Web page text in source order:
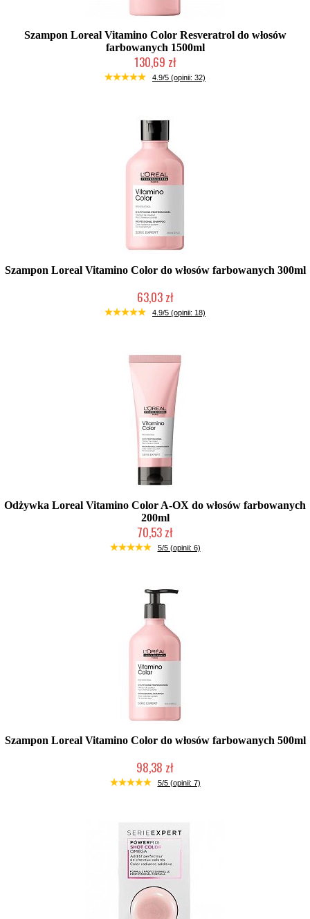
Szampon Loreal Vitamino Color Resveratrol do włosów
farbowanych 1500ml
130,69 zł
Duża ilość (wysyłka w 24h)
4.9/5 (opinii: 32)
Szampon Loreal Vitamino Color do włosów farbowanych 300ml
63,03 zł
Duża ilość (wysyłka w 24h)
4.9/5 (opinii: 18)
Odżywka Loreal Vitamino Color A-OX do włosów farbowanych
200ml
70,53 zł
Duża ilość (wysyłka w 24h)
5/5 (opinii: 6)
Szampon Loreal Vitamino Color do włosów farbowanych 500ml
98,38 zł
Duża ilość (wysyłka w 24h)
5/5 (opinii: 7)